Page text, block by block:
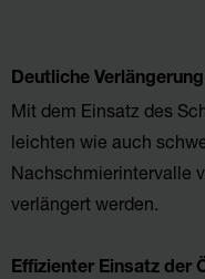
Deutliche
Mit dem Einsatz des
leichten wie auch
Nachschmierintervalle
verlängert werden.
Effizienter Einsatz der